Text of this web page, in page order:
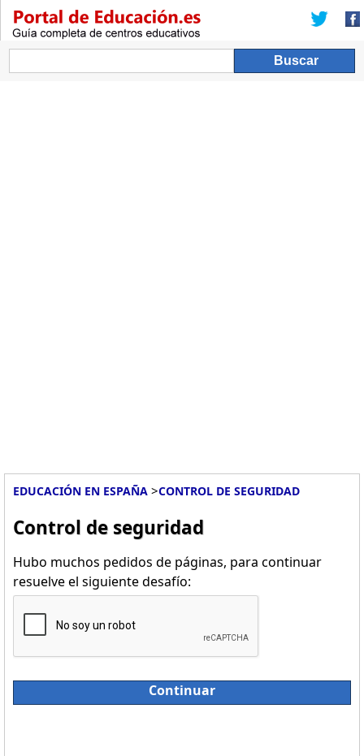
EDUCACIÓN EN ESPAÑA >CONTROL DE SEGURIDAD
Control de seguridad
Hubo muchos pedidos de páginas, para continuar
resuelve el siguiente desafío:
Continuar